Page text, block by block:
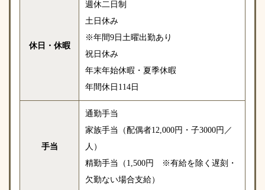
休日・休暇
週休二日制
土日休み
※年間9日土曜出勤あり
祝日休み
年末年始休暇・夏季休暇
年間休日114日
手当
通勤手当
家族手当（配偶者12,000円・子3000円／
人）
精勤手当（1,500円 ※有給を除く遅刻・
欠勤ない場合支給）